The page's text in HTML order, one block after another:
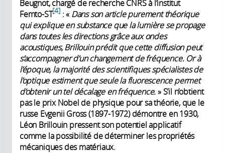
Beugnot, chargé de recherche CNRS à l’institut
Femto-ST 4 : « Dans son article purement théorique
qui explique en substance que la lumière se propage
dans toutes les directions grâce aux ondes
acoustiques, Brillouin prédit que cette diffusion peut
s’accompagner d’un changement de fréquence. Or à
l’époque, la majorité des scientifiques spécialistes de
l’optique estiment que seule la fluorescence permet
d’obtenir un tel décalage en fréquence.» S’il n’obtient
pas le prix Nobel de physique pour sa théorie, que le
russe Evgenii Gross (1897-1972) démontre en 1930,
Léon Brillouin pressent son potentiel applicatif
comme la possibilité de déterminer les propriétés
mécaniques des matériaux.